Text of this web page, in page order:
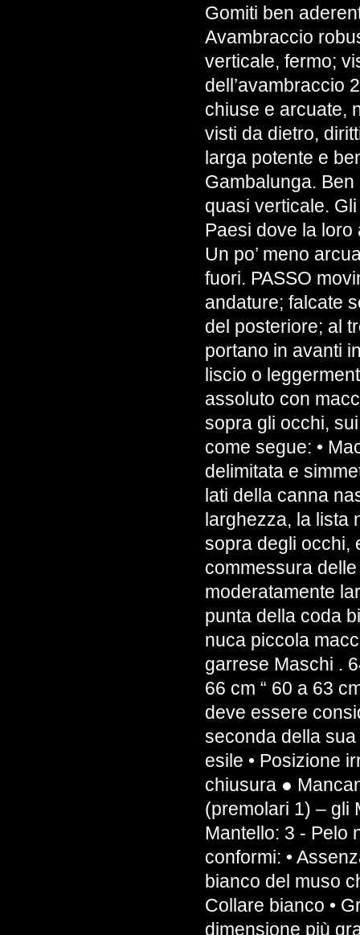
Gomiti ben
Avambraccio
verticale, fermo;
dell’avambraccio
chiuse e arcuate,
visti da dietro,
larga potente e
Gambalunga.
quasi verticale.
Paesi dove la loro
Un po’ meno
fuori. PASSO
andature; falcate
del posteriore; al
portano in avanti
liscio o
assoluto con
sopra gli occhi,
come segue: •
delimitata e
lati della canna
larghezza, la lista
sopra degli occhi,
commessura
moderatamente
punta della coda
nuca piccola
garrese Maschi .
66 cm “ 60 a 63
deve essere
seconda della
esile • Posizione
chiusura ●
(premolari 1) – gli
Mantello: 3 - Pelo
conformi: •
bianco del muso
Collare bianco •
dimensione più